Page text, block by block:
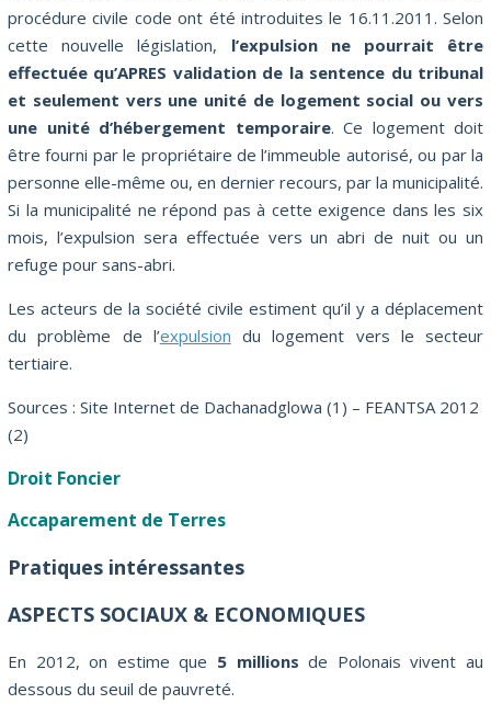
procédure civile code ont été introduites le 16.11.2011. Selon
cette nouvelle législation, l’expulsion ne pourrait être
effectuée qu’APRES validation de la sentence du tribunal
et seulement vers une unité de logement social ou vers
une unité d’hébergement temporaire. Ce logement doit
être fourni par le propriétaire de l’immeuble autorisé, ou par la
personne elle-même ou, en dernier recours, par la municipalité.
Si la municipalité ne répond pas à cette exigence dans les six
mois, l’expulsion sera effectuée vers un abri de nuit ou un
refuge pour sans-abri.
Les acteurs de la société civile estiment qu’il y a déplacement
du problème de l’expulsion du logement vers le secteur
tertiaire.
Sources : Site Internet de Dachanadglowa (1) – FEANTSA 2012
(2)
Droit Foncier
Accaparement de Terres
Pratiques intéressantes
ASPECTS SOCIAUX & ECONOMIQUES
En 2012, on estime que 5 millions de Polonais vivent au
dessous du seuil de pauvreté.